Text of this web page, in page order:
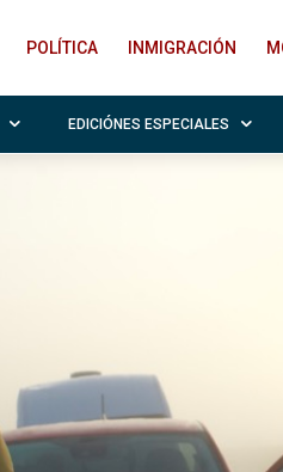
POLÍTICA INMIGRACIÓN
EDICIÓNES ESPECIALES